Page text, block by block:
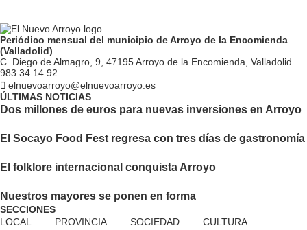
Periódico mensual del municipio de Arroyo de la Encomienda
(Valladolid)
C. Diego de Almagro, 9, 47195 Arroyo de la Encomienda, Valladolid
983 34 14 92
elnuevoarroyo@elnuevoarroyo.es
ÚLTIMAS NOTICIAS
Dos millones de euros para nuevas inversiones en Arroyo
El Socayo Food Fest regresa con tres días de gastronomía
El folklore internacional conquista Arroyo
Nuestros mayores se ponen en forma
SECCIONES
LOCAL
PROVINCIA SOCIEDAD CULTURA